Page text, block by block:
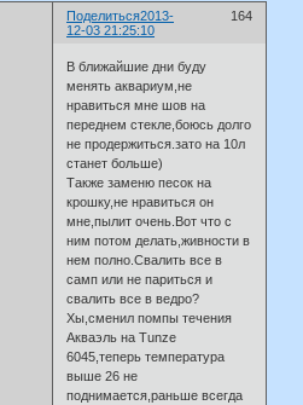
Поделиться 164
2013-
12-03 21:25:10
В ближайшие дни буду
менять аквариум,не
нравиться мне шов на
переднем стекле,боюсь долго
не продержиться.зато на 10л
станет больше)
Также заменю песок на
крошку,не нравиться он
мне,пылит очень.Вот что с
ним потом делать,живности в
нем полно.Свалить все в
самп или не париться и
свалить все в ведро?
Хы,сменил помпы течения
Акваэль на Tunze
6045,теперь температура
выше 26 не
поднимается,раньше всегда